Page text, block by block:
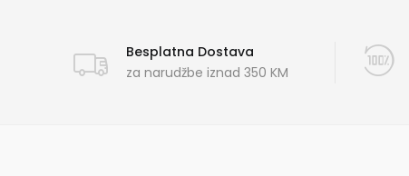
Besplatna Dostava
za narudžbe iznad 350 KM